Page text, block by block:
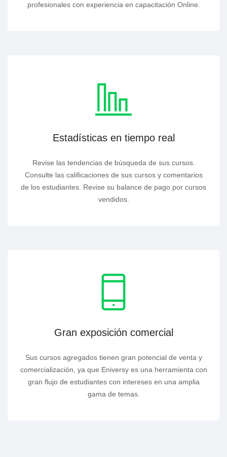
profesionales con experiencia en capacitación Online.
Estadísticas en tiempo real
Revise las tendencias de búsqueda de sus cursos.
Consulte las calificaciones de sus cursos y comentarios
de los estudiantes. Revise su balance de pago por cursos
vendidos.
Gran exposición comercial
Sus cursos agregados tienen gran potencial de venta y
comercialización, ya que Eniversy es una herramienta con
gran flujo de estudiantes con intereses en una amplia
gama de temas.